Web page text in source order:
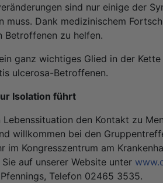
sind nur einige der
muss. Dank medizinischem
Betroffenen zu helfen.
ganz wichtiges Glied in der
ulcerosa-Betroffenen.
Isolation führt
den Kontakt zu
willkommen bei den
im Kongresszentrum am
auf unserer Website unter
Telefon 02465 3535.